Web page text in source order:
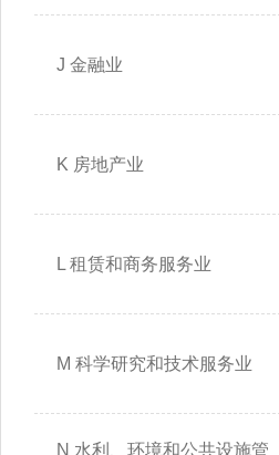
J 金融业
K 房地产业
L 租赁和商务服务业
M 科学研究和技术服务业
N 水利、环境和公共设施管